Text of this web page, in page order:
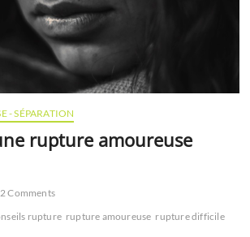
- SÉPARATION
rupture amoureuse
Comments
rupture rupture amoureuse rupture difficile